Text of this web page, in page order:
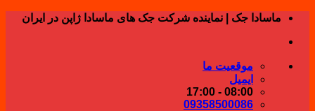
Skip
content
ماسادا جک | نماینده شرکت جک های ماسادا ژاپن در ایران
موقعیت ما
ایمیل
08:00 - 17:00
09358500086